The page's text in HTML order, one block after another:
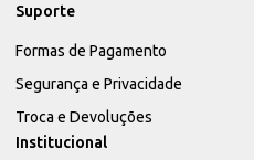
Suporte
Formas de Pagamento
Segurança e Privacidade
Troca e Devoluções
Institucional